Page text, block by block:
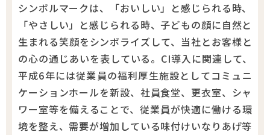
シンボルマークは、「おいしい」と感じられる時、
「やさしい」と感じられる時、子どもの顔に自然と
生まれる笑顔をシンボライズして、当社とお客様と
の心の通じあいを表している。CI導入に関連して、
平成6年には従業員の福利厚生施設としてコミュニ
ケーションホールを新設、社員食堂、更衣室、シャ
ワー室等を備えることで、従業員が快適に働ける環
境を整え、需要が増加している味付けいなりあげ等